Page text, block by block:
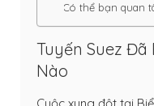
Có thể bạn quan
Tuyến Suez Đã
Nào